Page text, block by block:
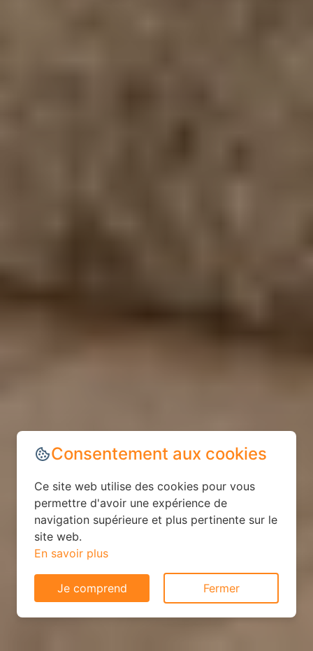
Consentement aux cookies
Ce site web utilise des cookies pour vous
permettre d'avoir une expérience de
navigation supérieure et plus pertinente sur le
site web.
En savoir plus
Je comprend Fermer